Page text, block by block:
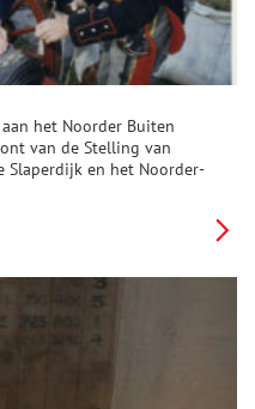
het Noorder Buiten
van de Stelling van
Slaperdijk en het Noorder-